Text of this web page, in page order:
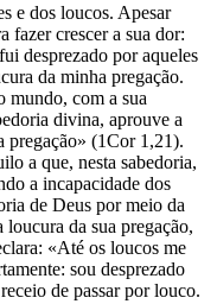
e dos loucos. Apesar
fazer crescer a sua dor:
desprezado por aqueles
da minha pregação.
mundo, com a sua
divina, aprouve a
pregação» (1Cor 1,21).
a que, nesta sabedoria,
a incapacidade dos
de Deus por meio da
da sua pregação,
«Até os loucos me
sou desprezado
de passar por louco.